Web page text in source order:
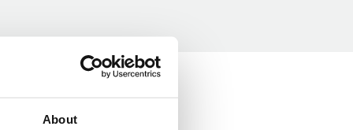
About